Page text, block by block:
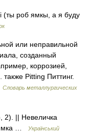
(ты роб ямкы, а я буду
или неправильной
созданный
коррозией,
Pitting Питтинг.
Словарь металлургических
|| Невеличка
ямка …
Український